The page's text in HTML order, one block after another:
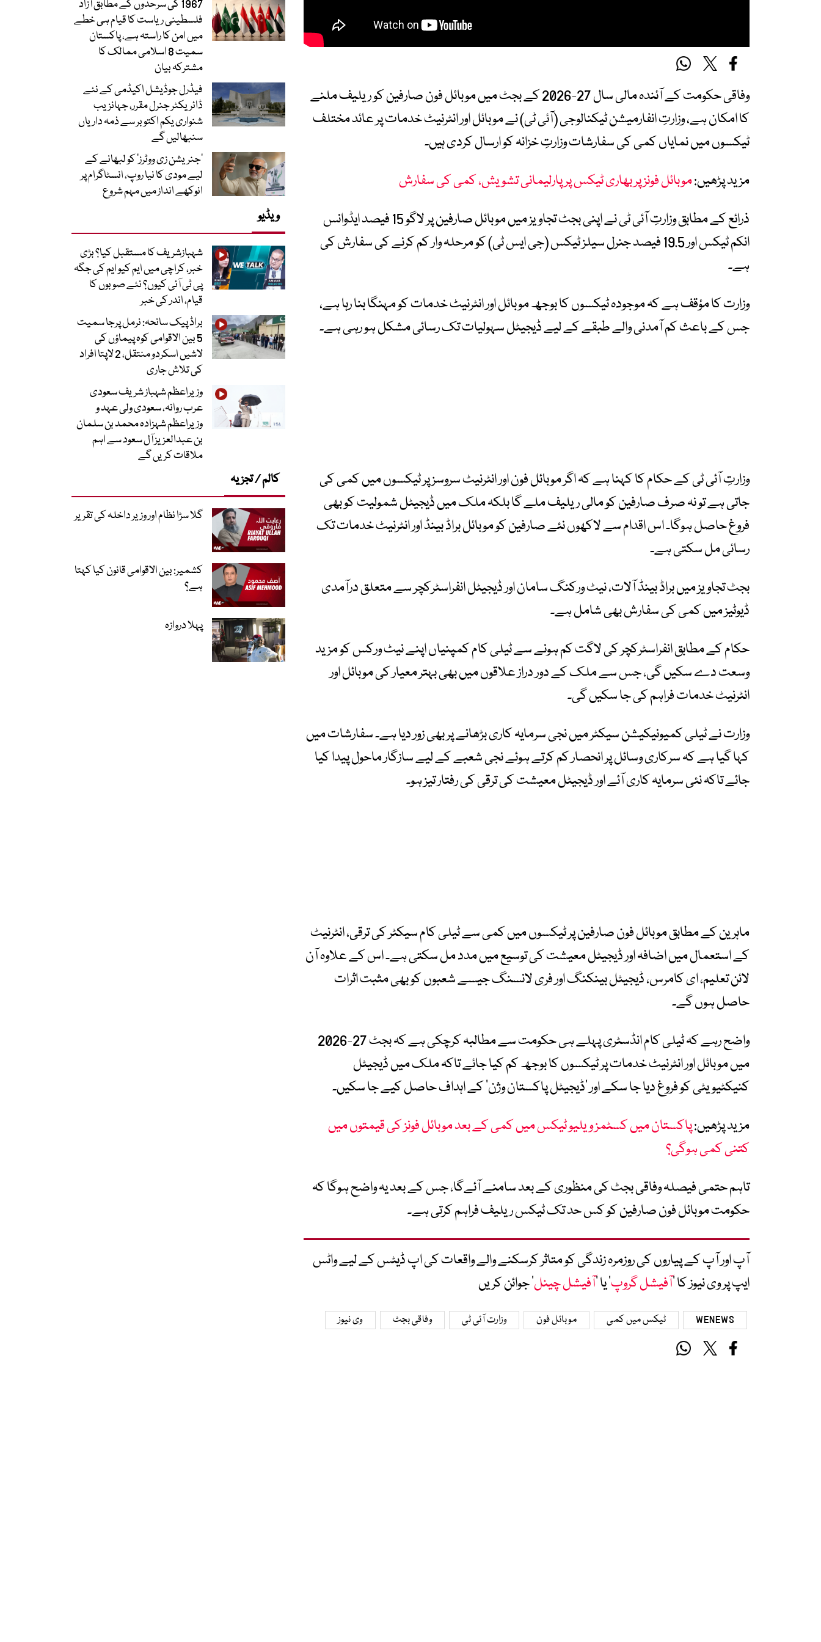
وفاقی حکومت کے آئندہ مالی سال 27-2026 کے بجٹ میں موبائل فون صارفین کو ریلیف ملنے
کا امکان ہے، وزارتِ انفارمیشن ٹیکنالوجی (آئی ٹی) نے موبائل اور انٹرنیٹ خدمات پر عائد مختلف
ٹیکسوں میں نمایاں کمی کی سفارشات وزارتِ خزانہ کو ارسال کردی ہیں۔
مزید پڑھیں:موبائل فونز پر بھاری ٹیکس پر پارلیمانی تشویش، کمی کی سفارش
ذرائع کے مطابق وزارتِ آئی ٹی نے اپنی بجٹ تجاویز میں موبائل صارفین پر لاگو 15 فیصد ایڈوانس
انکم ٹیکس اور 19.5 فیصد جنرل سیلز ٹیکس (جی ایس ٹی) کو مرحلہ وار کم کرنے کی سفارش کی
ہے۔
وزارت کا مؤقف ہے کہ موجودہ ٹیکسوں کا بوجھ موبائل اور انٹرنیٹ خدمات کو مہنگا بنا رہا ہے،
جس کے باعث کم آمدنی والے طبقے کے لیے ڈیجیٹل سہولیات تک رسائی مشکل ہو رہی ہے۔
وزارتِ آئی ٹی کے حکام کا کہنا ہے کہ اگر موبائل فون اور انٹرنیٹ سروسز پر ٹیکسوں میں کمی کی
جاتی ہے تو نہ صرف صارفین کو مالی ریلیف ملے گا بلکہ ملک میں ڈیجیٹل شمولیت کو بھی
فروغ حاصل ہوگا۔ اس اقدام سے لاکھوں نئے صارفین کو موبائل براڈ بینڈ اور انٹرنیٹ خدمات تک
رسائی مل سکتی ہے۔
بجٹ تجاویز میں براڈ بینڈ آلات، نیٹ ورکنگ سامان اور ڈیجیٹل انفراسٹرکچر سے متعلق درآمدی
ڈیوٹیز میں کمی کی سفارش بھی شامل ہے۔
حکام کے مطابق انفراسٹرکچر کی لاگت کم ہونے سے ٹیلی کام کمپنیاں اپنے نیٹ ورکس کو مزید
وسعت دے سکیں گی، جس سے ملک کے دور دراز علاقوں میں بھی بہتر معیار کی موبائل اور
انٹرنیٹ خدمات فراہم کی جا سکیں گی۔
وزارت نے ٹیلی کمیونیکیشن سیکٹر میں نجی سرمایہ کاری بڑھانے پر بھی زور دیا ہے۔ سفارشات میں
کہا گیا ہے کہ سرکاری وسائل پر انحصار کم کرتے ہوئے نجی شعبے کے لیے سازگار ماحول پیدا کیا
جائے تاکہ نئی سرمایہ کاری آئے اور ڈیجیٹل معیشت کی ترقی کی رفتار تیز ہو۔
ماہرین کے مطابق موبائل فون صارفین پر ٹیکسوں میں کمی سے ٹیلی کام سیکٹر کی ترقی، انٹرنیٹ
کے استعمال میں اضافہ اور ڈیجیٹل معیشت کی توسیع میں مدد مل سکتی ہے۔ اس کے علاوہ آن
لائن تعلیم، ای کامرس، ڈیجیٹل بینکنگ اور فری لانسنگ جیسے شعبوں کو بھی مثبت اثرات
حاصل ہوں گے۔
واضح رہے کہ ٹیلی کام انڈسٹری پہلے ہی حکومت سے مطالبہ کرچکی ہے کہ بجٹ 27-2026
میں موبائل اور انٹرنیٹ خدمات پر ٹیکسوں کا بوجھ کم کیا جائے تاکہ ملک میں ڈیجیٹل
کنیکٹیویٹی کو فروغ دیا جا سکے اور ’ڈیجیٹل پاکستان وژن‘ کے اہداف حاصل کیے جا سکیں۔
مزید پڑھیں:پاکستان میں کسٹمز ویلیو ٹیکس میں کمی کے بعد موبائل فونز کی قیمتوں میں
کتنی کمی ہوگی؟
تاہم حتمی فیصلہ وفاقی بجٹ کی منظوری کے بعد سامنے آئےگا، جس کے بعد یہ واضح ہوگا کہ
حکومت موبائل فون صارفین کو کس حد تک ٹیکس ریلیف فراہم کرتی ہے۔
آپ اور آپ کے پیاروں کی روزمرہ زندگی کو متاثر کرسکنے والے واقعات کی اپ ڈیٹس کے لیے واٹس
ایپ پر وی نیوز کا ’آفیشل گروپ‘ یا ’آفیشل چینل‘ جوائن کریں
WENEWS ٹیکس میں کمی موبائل فون وزارت آئی ٹی وفاقی بجٹ وی نیوز
1967 کی سرحدوں کے مطابق آزاد
فلسطینی ریاست کا قیام ہی خطے
میں امن کا راستہ ہے، پاکستان
سمیت 8 اسلامی ممالک کا
مشترکہ بیان
فیڈرل جوڈیشل اکیڈمی کے نئے
ڈائریکٹر جنرل مقرر، جہانزیب
شنواری یکم اکتوبر سے ذمہ داریاں
سنبھالیں گے
’جنریشن زی ووٹرز‘ کو لبھانے کے
لیے مودی کا نیا روپ، انسٹاگرام پر
انوکھے انداز میں مہم شروع
ویڈیو
شہبازشریف کا مستقبل کیا؟ بڑی
خبر، کراچی میں ایم کیو ایم کی جگہ
پی ٹی آئی کیوں؟ نئے صوبوں کا
قیام، اندر کی خبر
براڈ پیک سانحہ: نرمل پرجا سمیت
5 بین الاقوامی کوہ پیماؤں کی
لاشیں اسکردو منتقل، 2 لاپتا افراد
کی تلاش جاری
وزیراعظم شہباز شریف سعودی
عرب روانہ، سعودی ولی عہد و
وزیراعظم شہزادہ محمد بن سلمان
بن عبدالعزیز آل سعود سے اہم
ملاقات کریں گے
کالم / تجزیہ
گلا سڑا نظام اور وزیر داخلہ کی تقریر
کشمیر: بین الاقوامی قانون کیا کہتا
ہے؟
پہلا دروازہ